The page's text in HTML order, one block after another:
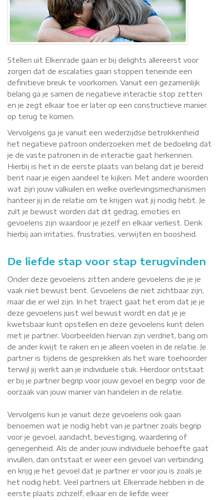
Stellen uit Elkenrade gaan er bij delights allereerst voor
zorgen dat de escalaties gaan stoppen teneinde een
definitieve breuk te voorkomen. Vanuit een gezamenlijk
belang ga je samen de negatieve interactie stop zetten
en je zegt elkaar toe er later op een constructieve manier
op terug te komen.
Vervolgens ga je vanuit een wederzijdse betrokkenheid
het negatieve patroon onderzoeken met de bedoeling dat
je de vaste patronen in de interactie gaat herkennen.
Hierbij is het in de eerste plaats van belang dat je bereid
bent naar je eigen aandeel te kijken. Met andere woorden
wat zijn jouw valkuilen en welke overlevingsmechanismen
hanteer jij in de relatie om te krijgen wat jij nodig hebt. Je
zult je bewust worden dat dit gedrag, emoties en
gevoelens zijn waardoor je jezelf en elkaar verliest. Denk
hierbij aan irritaties, frustraties, verwijten en boosheid.
De liefde stap voor stap terugvinden
Onder deze gevoelens zitten andere gevoelens die je je
vaak niet bewust bent. Gevoelens die niet zichtbaar zijn,
maar die er wel zijn. In het traject gaat het erom dat je je
deze gevoelens juist wel bewust wordt en dat je je
kwetsbaar kunt opstellen en deze gevoelens kunt delen
met je partner. Voorbeelden hiervan zijn verdriet, bang om
de ander kwijt te raken en je alleen voelen in de relatie. Je
partner is tijdens de gesprekken als het ware toehoorder
terwijl jij werkt aan je individuele stuk. Hierdoor ontstaat
er bij je partner begrip voor jouw gevoel en begrip voor de
oorzaak van jouw manier van handelen in de relatie.
Vervolgens kun je vanuit deze gevoelens ook gaan
benoemen wat je nodig hebt van je partner zoals begrip
voor je gevoel, aandacht, bevestiging, waardering of
genegenheid. Als de ander jouw individuele behoefte gaat
invullen, dan ontstaat er weer een gevoel van verbinding
en krijg je het gevoel dat je partner er voor jou is zoals je
het nodig hebt. Veel partners uit Elkenrade hebben in de
eerste plaats zichzelf, elkaar en de liefde weer